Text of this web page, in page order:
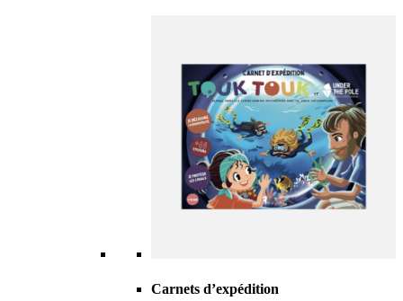
Carnets d’expédition